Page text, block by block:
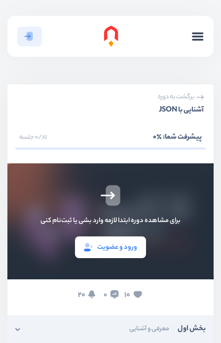
برگشت به دوره
آشنایی با JSON
پیشرفت شما:٪0 0/81 جلسه
برای مشاهده دوره ابتدا لازمه وارد بشی یا ثبت‌نام کنی
ورود و عضویت
10
0
20
بخش اول معرفی و آشنایی